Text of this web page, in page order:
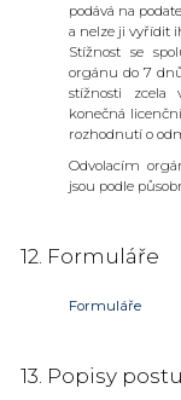
podává na
a nelze ji vyřídit
Stížnost se
orgánu do 7
stížnosti zcela
konečná
rozhodnutí o
Odvolacím
jsou podle
12. Formuláře
Formuláře
13. Popisy